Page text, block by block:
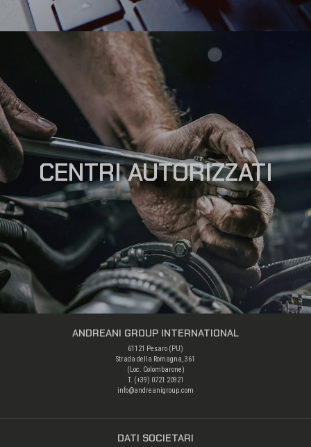
CENTRI AUTORIZZATI
ANDREANI GROUP INTERNATIONAL
61121 Pesaro (PU)
Strada della Romagna, 361
(Loc. Colombarone)
T. (+39) 0721 20921
info@andreanigroup.com
DATI SOCIETARI